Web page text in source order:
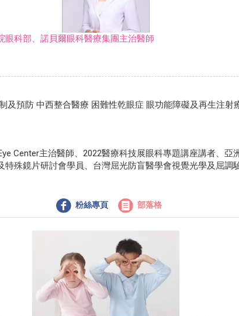
眼科部、諾⾙爾眼科醫療集團主治醫師
及預防 中⻄整合醫療 困難性乾眼症 眼功能障礙及再⽣注射
Center主治醫師、2022醫療科技展眼科專題講座講者、亞
特殊鏡片研討會學員、台灣屈光防盲醫學會視覺光學及屈調
粉絲專頁 部落格